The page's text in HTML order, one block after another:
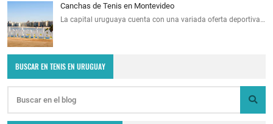
Canchas de Tenis en Montevideo
La capital uruguaya cuenta con una variada oferta deportiva…
BUSCAR EN TENIS EN URUGUAY